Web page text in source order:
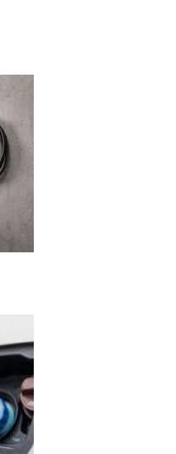
kada vaš
Magic V6 -